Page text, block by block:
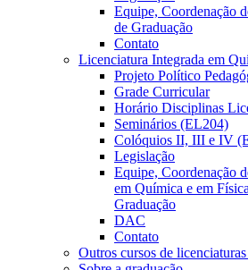
Equipe, Coordenação
de Graduação
Contato
Licenciatura Integrada em
Projeto Político
Grade Curricular
Horário Disciplinas
Seminários (EL204)
Colóquios II, III e IV
Legislação
Equipe, Coordenação
em Química e em
Graduação
DAC
Contato
Outros cursos de